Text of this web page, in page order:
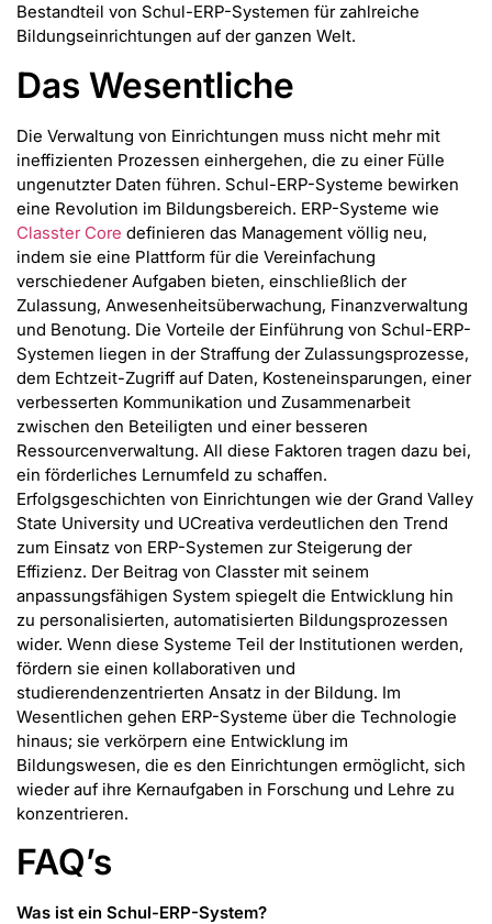
Bestandteil von Schul-ERP-Systemen für zahlreiche
Bildungseinrichtungen auf der ganzen Welt.
Das Wesentliche
Die Verwaltung von Einrichtungen muss nicht mehr mit
ineffizienten Prozessen einhergehen, die zu einer Fülle
ungenutzter Daten führen. Schul-ERP-Systeme bewirken
eine Revolution im Bildungsbereich. ERP-Systeme wie
Classter Core definieren das Management völlig neu,
indem sie eine Plattform für die Vereinfachung
verschiedener Aufgaben bieten, einschließlich der
Zulassung, Anwesenheitsüberwachung, Finanzverwaltung
und Benotung. Die Vorteile der Einführung von Schul-ERP-
Systemen liegen in der Straffung der Zulassungsprozesse,
dem Echtzeit-Zugriff auf Daten, Kosteneinsparungen, einer
verbesserten Kommunikation und Zusammenarbeit
zwischen den Beteiligten und einer besseren
Ressourcenverwaltung. All diese Faktoren tragen dazu bei,
ein förderliches Lernumfeld zu schaffen.
Erfolgsgeschichten von Einrichtungen wie der Grand Valley
State University und UCreativa verdeutlichen den Trend
zum Einsatz von ERP-Systemen zur Steigerung der
Effizienz. Der Beitrag von Classter mit seinem
anpassungsfähigen System spiegelt die Entwicklung hin
zu personalisierten, automatisierten Bildungsprozessen
wider. Wenn diese Systeme Teil der Institutionen werden,
fördern sie einen kollaborativen und
studierendenzentrierten Ansatz in der Bildung. Im
Wesentlichen gehen ERP-Systeme über die Technologie
hinaus; sie verkörpern eine Entwicklung im
Bildungswesen, die es den Einrichtungen ermöglicht, sich
wieder auf ihre Kernaufgaben in Forschung und Lehre zu
konzentrieren.
FAQ’s
Was ist ein Schul-ERP-System?